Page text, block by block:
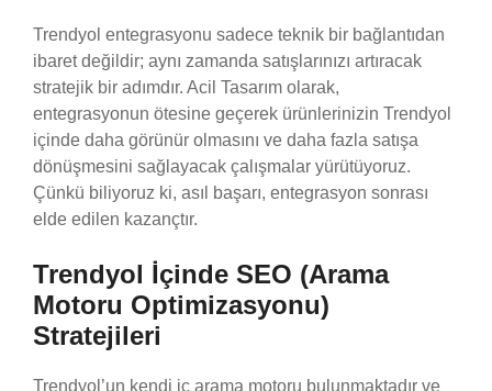
Trendyol entegrasyonu sadece teknik bir bağlantıdan
ibaret değildir; aynı zamanda satışlarınızı artıracak
stratejik bir adımdır. Acil Tasarım olarak,
entegrasyonun ötesine geçerek ürünlerinizin Trendyol
içinde daha görünür olmasını ve daha fazla satışa
dönüşmesini sağlayacak çalışmalar yürütüyoruz.
Çünkü biliyoruz ki, asıl başarı, entegrasyon sonrası
elde edilen kazançtır.
Trendyol İçinde SEO (Arama
Motoru Optimizasyonu)
Stratejileri
Trendyol’un kendi iç arama motoru bulunmaktadır ve